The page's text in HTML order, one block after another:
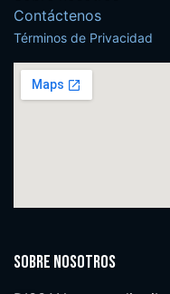
Contáctenos
Términos de Privacidad
Sobre nosotros